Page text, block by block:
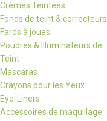
Crèmes Teintées
Fonds de teint & correcteurs
Fards à joues
Poudres & Illuminateurs de
Teint
Mascaras
Crayons pour les Yeux
Eye-Liners
Accessoires de maquillage